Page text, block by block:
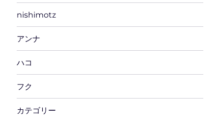
nishimotz
アンナ
ハコ
フク
カテゴリー